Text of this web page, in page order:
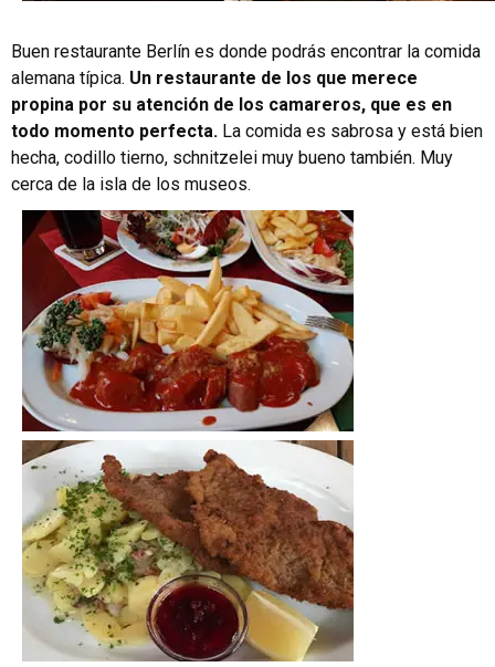
Buen restaurante Berlín es donde podrás encontrar la comida
alemana típica. Un restaurante de los que merece
propina por su atención de los camareros, que es en
todo momento perfecta. La comida es sabrosa y está bien
hecha, codillo tierno, schnitzelei muy bueno también. Muy
cerca de la isla de los museos.